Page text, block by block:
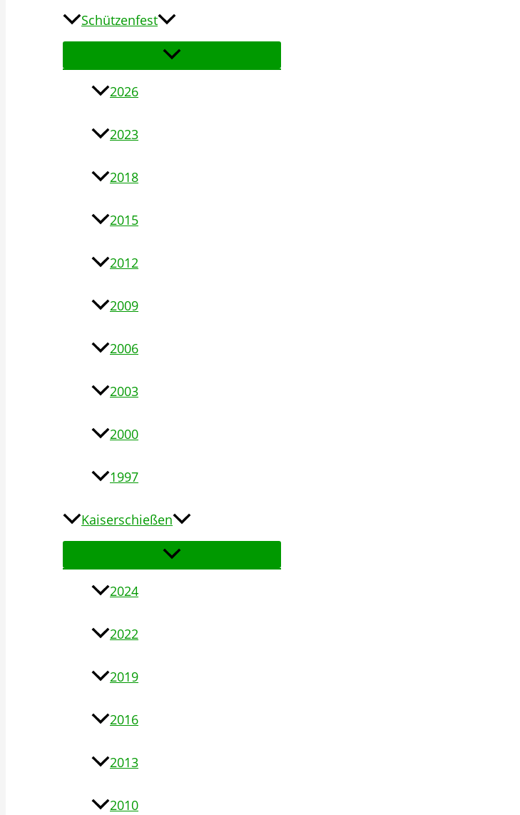
Schützenfest
2026
2023
2018
2015
2012
2009
2006
2003
2000
1997
Kaiserschießen
2024
2022
2019
2016
2013
2010